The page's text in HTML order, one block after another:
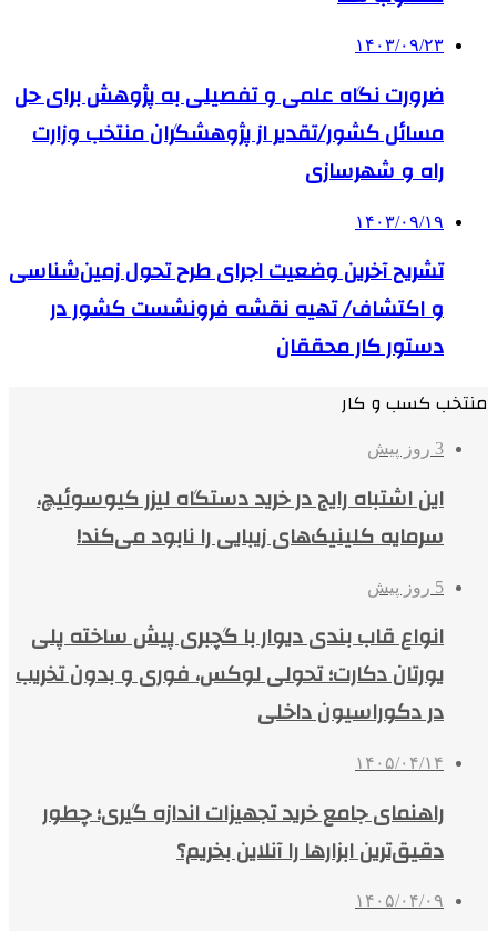
۱۴۰۳/۰۹/۲۳
ضرورت نگاه علمی و تفصیلی به پژوهش برای حل
مسائل کشور/تقدیر از پژوهشگران منتخب وزارت
راه و شهرسازی
۱۴۰۳/۰۹/۱۹
تشریح آخرین وضعیت اجرای طرح تحول زمین‌شناسی
و اکتشاف/ تهیه نقشه فرونشست کشور در
دستور کار محققان
منتخب کسب و کار
3 روز پیش
این اشتباه رایج در خرید دستگاه لیزر کیوسوئیچ،
سرمایه کلینیک‌های زیبایی را نابود می‌کند!
5 روز پیش
انواع قاب بندی دیوار با گچبری پیش ساخته پلی
یورتان دکارت؛ تحولی لوکس، فوری و بدون تخریب
در دکوراسیون داخلی
۱۴۰۵/۰۴/۱۴
راهنمای جامع خرید تجهیزات اندازه گیری؛ چطور
دقیق‌ترین ابزارها را آنلاین بخریم؟
۱۴۰۵/۰۴/۰۹